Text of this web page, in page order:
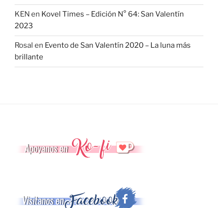
KEN en Kovel Times – Edición N° 64: San Valentín
2023
Rosal en Evento de San Valentín 2020 – La luna más
brillante